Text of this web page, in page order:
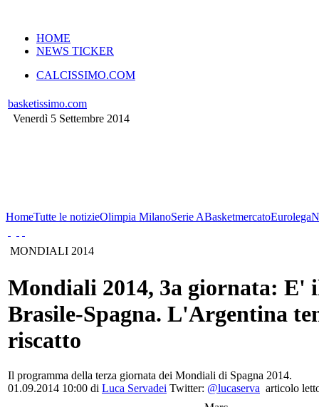
HOME
NEWS TICKER
CALCISSIMO.COM
basketissimo.com
Venerdì 5 Settembre 2014
HomeTutte le notizieOlimpia MilanoSerie ABasketmercatoEurolega
MONDIALI 2014
Mondiali 2014, 3a giornata: E'
Brasile-Spagna. L'Argentina
riscatto
Il programma della terza giornata dei Mondiali di Spagna 2014.
01.09.2014 10:00 di Luca Servadei Twitter: @lucaserva articolo